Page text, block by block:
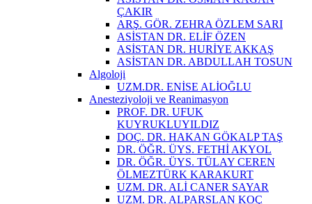
ÇAKIR
ARŞ. GÖR. ZEHRA ÖZLEM SARI
ASİSTAN DR. ELİF ÖZEN
ASİSTAN DR. HURİYE AKKAŞ
ASİSTAN DR. ABDULLAH TOSUN
Algoloji
UZM.DR. ENİSE ALİOĞLU
Anesteziyoloji ve Reanimasyon
PROF. DR. UFUK
KUYRUKLUYILDIZ
DOÇ. DR. HAKAN GÖKALP TAŞ
DR. ÖĞR. ÜYS. FETHİ AKYOL
DR. ÖĞR. ÜYS. TÜLAY CEREN
ÖLMEZTÜRK KARAKURT
UZM. DR. ALİ CANER SAYAR
UZM. DR. ALPARSLAN KOÇ